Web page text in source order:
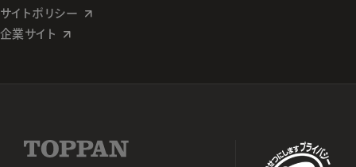
サイトポリシー
企業サイト